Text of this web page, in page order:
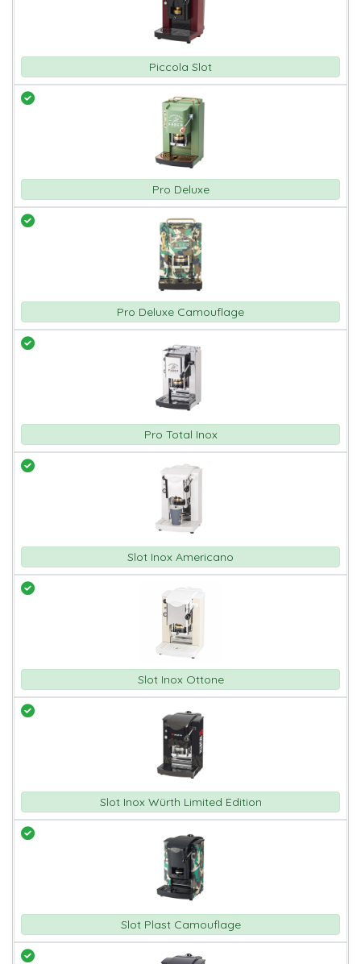
Piccola Slot
Pro Deluxe
Pro Deluxe Camouflage
Pro Total Inox
Slot Inox Americano
Slot Inox Ottone
Slot Inox Würth Limited Edition
Slot Plast Camouflage